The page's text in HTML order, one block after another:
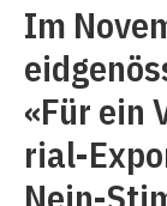
Im
«Für ein
rial-